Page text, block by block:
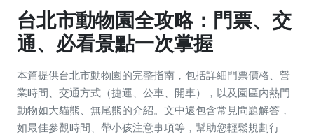
台北市動物園全攻略：門票、交
通、必看景點一次掌握
本篇提供台北市動物園的完整指南，包括詳細門票價格、營
業時間、交通方式（捷運、公車、開車），以及園區內熱門
動物如大貓熊、無尾熊的介紹。文中還包含常見問題解答，
如最佳參觀時間、帶小孩注意事項等，幫助您輕鬆規劃行